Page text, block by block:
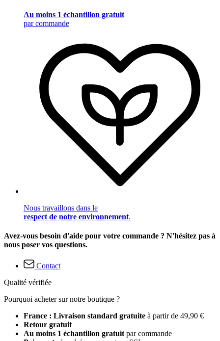
Au moins 1 échantillon gratuit
par commande
Nous travaillons dans le
respect de notre environnement.
Avez-vous besoin d'aide pour votre commande ? N'hésitez pas à
nous poser vos questions.
Contact
Qualité vérifiée
Pourquoi acheter sur notre boutique ?
France : Livraison standard gratuite à partir de 49,90 €
Retour gratuit
Au moins 1 échantillon gratuitpar commande